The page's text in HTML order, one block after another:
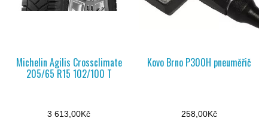
Michelin Agilis Crossclimate
205/65 R15 102/100 T
3 613,00Kč
Kovo Brno P300H pneuměřič
258,00Kč